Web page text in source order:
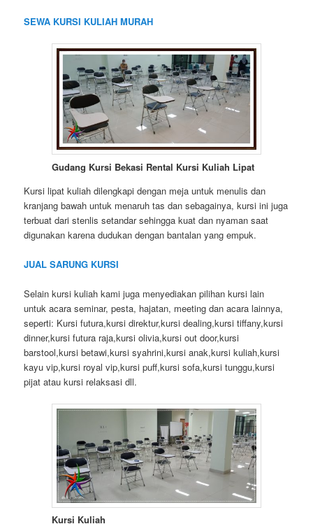
SEWA KURSI KULIAH MURAH
Gudang Kursi Bekasi Rental Kursi Kuliah Lipat
Kursi lipat kuliah dilengkapi dengan meja untuk menulis dan
kranjang bawah untuk menaruh tas dan sebagainya, kursi ini juga
terbuat dari stenlis setandar sehingga kuat dan nyaman saat
digunakan karena dudukan dengan bantalan yang empuk.
JUAL SARUNG KURSI
Selain kursi kuliah kami juga menyediakan pilihan kursi lain
untuk acara seminar, pesta, hajatan, meeting dan acara lainnya,
seperti: Kursi futura,kursi direktur,kursi dealing,kursi tiffany,kursi
dinner,kursi futura raja,kursi olivia,kursi out door,kursi
barstool,kursi betawi,kursi syahrini,kursi anak,kursi kuliah,kursi
kayu vip,kursi royal vip,kursi puff,kursi sofa,kursi tunggu,kursi
pijat atau kursi relaksasi dll.
Kursi Kuliah